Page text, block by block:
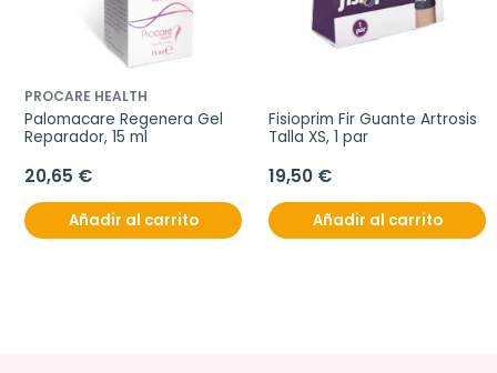
PROCARE HEALTH
Palomacare Regenera Gel
Reparador, 15 ml
20,65 €
Añadir al carrito
Fisioprim Fir Guante Artrosis
Talla XS, 1 par
19,50 €
Añadir al carrito